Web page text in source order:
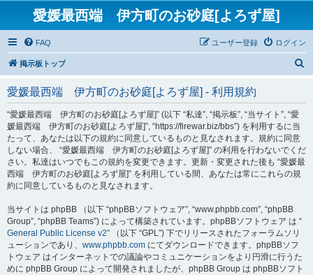
愛媛最西端 伊方町のお砂庭[よろず屋]
FAQ ログイン
ユーザー登録
掲示板トップ
愛媛最西端 伊方町のお砂庭[よろず屋] - 利用規約
“愛媛最西端 伊方町のお砂庭[よろず屋]” (以下 “私達”, “掲示板”, “当サイト”, “愛
媛最西端 伊方町のお砂庭[よろず屋]”, “https://firewar.biz/bbs”) を利用するに当
たって、あなたは以下の規約に同意しているものと見なされます。規約に同意
しない場合、 “愛媛最西端 伊方町のお砂庭[よろず屋]” の利用を行わないでくだ
さい。私達はいつでもこの規約を変更できます。更新・変更された後も “愛媛最
西端 伊方町のお砂庭[よろず屋]” を利用している間、あなたは常にこれらの規
約に同意しているものと見なされます。
当サイトは phpBB （以下 “phpBBソフトウェア”, “www.phpbb.com”, “phpBB
Group”, “phpBB Teams”) によって構築されています。phpBBソフトウェア は “
General Public License v2” （以下 “GPL”) 下でリリースされたフォーラムソリ
ューションであり、 www.phpbb.com にてダウンロードできます。phpBBソフ
トウェア はインターネットでの議論やコミュニケーションをより円滑に行うた
めに phpBB Group によって開発されましたが、phpBB Group は phpBBソフト